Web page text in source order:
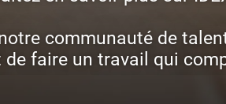
communauté de
de faire un travail qui